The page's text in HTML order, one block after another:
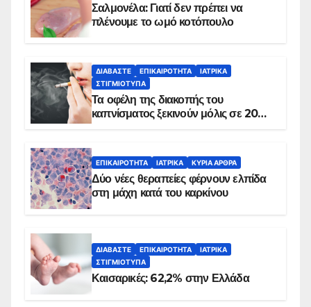
Σαλμονέλα: Γιατί δεν πρέπει να
πλένουμε το ωμό κοτόπουλο
ΔΙΑΒΆΣΤΕ ΕΠΙΚΑΙΡΌΤΗΤΑ
ΙΑΤΡΙΚΆ
ΣΤΙΓΜΙΌΤΥΠΑ
Τα οφέλη της διακοπής του
καπνίσματος ξεκινούν μόλις σε 20
ΕΠΙΚΑΙΡΌΤΗΤΑ ΙΑΤΡΙΚΆ ΚΥΡΙΑ ΑΡΘΡΑ
Δύο νέες θεραπείες φέρνουν ελπίδα
στη μάχη κατά του καρκίνου
ΔΙΑΒΆΣΤΕ ΕΠΙΚΑΙΡΌΤΗΤΑ
ΙΑΤΡΙΚΆ
ΣΤΙΓΜΙΌΤΥΠΑ
Καισαρικές: 62,2% στην Ελλάδα